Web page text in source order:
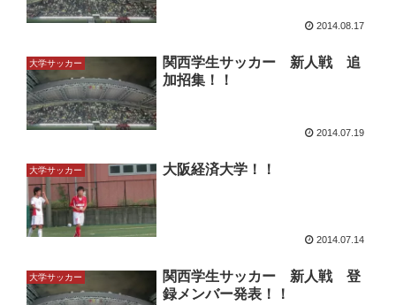
2014.08.17
大学サッカー
関西学生サッカー 新人戦 追
加招集！！
2014.07.19
大学サッカー 大阪経済大学！！
2014.07.14
大学サッカー
関西学生サッカー 新人戦 登
録メンバー発表！！